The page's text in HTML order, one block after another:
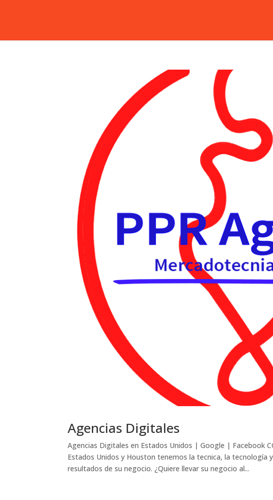
Agencias Digitales
Agencias Digitales en Estados Unidos | Google | Facebook
Estados Unidos y Houston tenemos la tecnica, la tecnología
resultados de su negocio. ¿Quiere llevar su negocio al...